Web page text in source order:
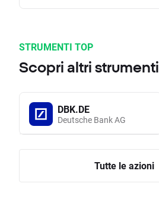
STRUMENTI TOP
Scopri altri strumenti
DBK.DE
Deutsche Bank AG
Tutte le azioni